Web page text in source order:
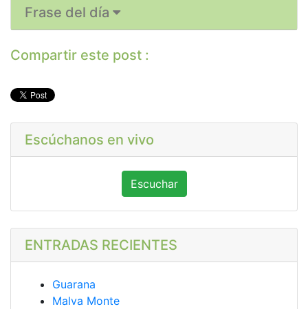
Frase del día
Compartir este post :
Escúchanos en vivo
Escuchar
ENTRADAS RECIENTES
Guarana
Malva Monte